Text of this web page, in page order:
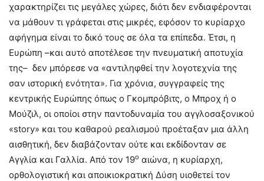
χαρακτηρίζει τις μεγάλες χώρες, διότι δεν ενδιαφέρονται
να μάθουν τι γράφεται στις μικρές, εφόσον το κυρίαρχο
αφήγημα είναι το δικό τους σε όλα τα επίπεδα. Έτσι, η
Ευρώπη –και αυτό αποτέλεσε την πνευματική αποτυχία
της– δεν μπόρεσε να «αντιληφθεί την λογοτεχνία της
σαν ιστορική ενότητα». Για χρόνια, συγγραφείς της
κεντρικής Ευρώπης όπως ο Γκομπρόβιτς, ο Μπροχ ή ο
Μούζιλ, οι οποίοι στην παντοδυναμία του αγγλοσαξονικού
«story» και του καθαρού ρεαλισμού προέταξαν μια άλλη
αισθητική, δεν διαβάζονταν ούτε και εκδίδονταν σε
Αγγλία και Γαλλία. Από τον 19ο αιώνα, η κυρίαρχη,
ορθολογιστική και αποικιοκρατική Δύση υιοθετεί τον